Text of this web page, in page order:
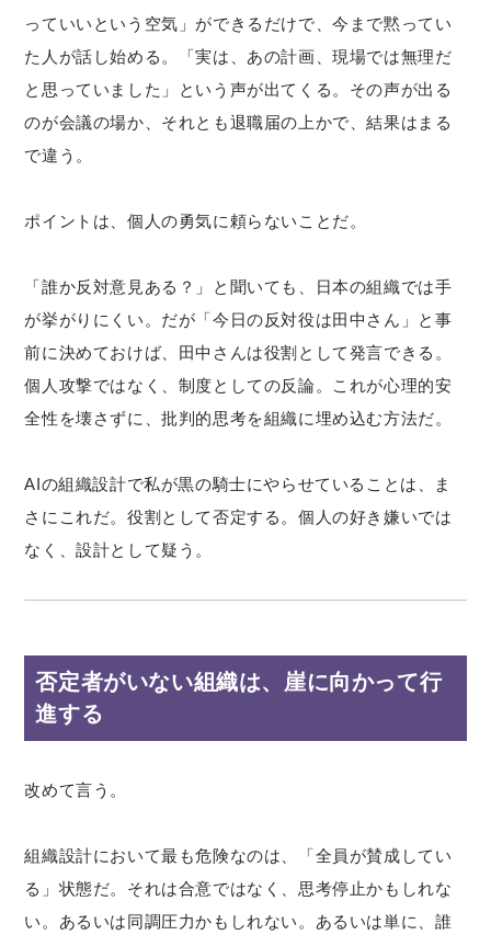
っていいという空気」ができるだけで、今まで黙ってい
た人が話し始める。「実は、あの計画、現場では無理だ
と思っていました」という声が出てくる。その声が出る
のが会議の場か、それとも退職届の上かで、結果はまる
で違う。
ポイントは、個人の勇気に頼らないことだ。
「誰か反対意見ある？」と聞いても、日本の組織では手
が挙がりにくい。だが「今日の反対役は田中さん」と事
前に決めておけば、田中さんは役割として発言できる。
個人攻撃ではなく、制度としての反論。これが心理的安
全性を壊さずに、批判的思考を組織に埋め込む方法だ。
AIの組織設計で私が黒の騎士にやらせていることは、ま
さにこれだ。役割として否定する。個人の好き嫌いでは
なく、設計として疑う。
否定者がいない組織は、崖に向かって行
進する
改めて言う。
組織設計において最も危険なのは、「全員が賛成してい
る」状態だ。それは合意ではなく、思考停止かもしれな
い。あるいは同調圧力かもしれない。あるいは単に、誰